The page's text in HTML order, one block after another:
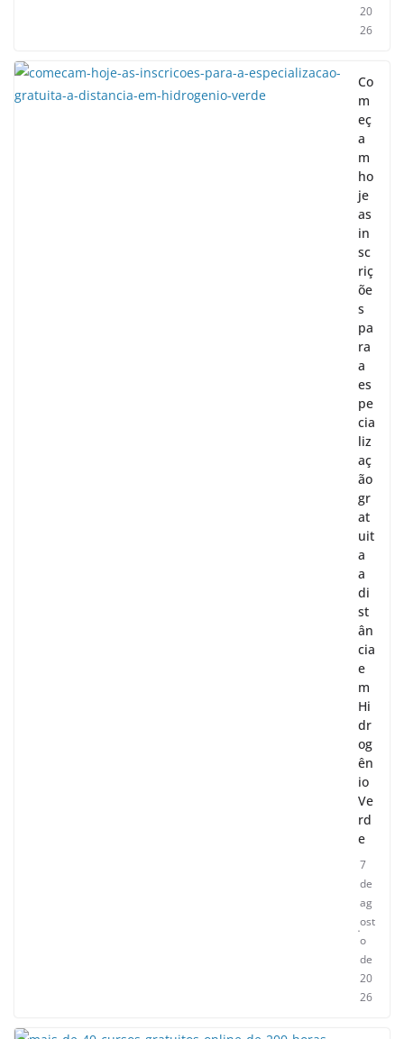
20
26
Co
m
eç
a
m
ho
je
as
in
sc
riç
õe
s
pa
ra
a
es
pe
cia
liz
aç
ão
gr
at
uit
a
a
di
st
ân
cia
e
m
Hi
dr
og
ên
io
Ve
rd
e
7
de
ag
ost
o
de
20
26